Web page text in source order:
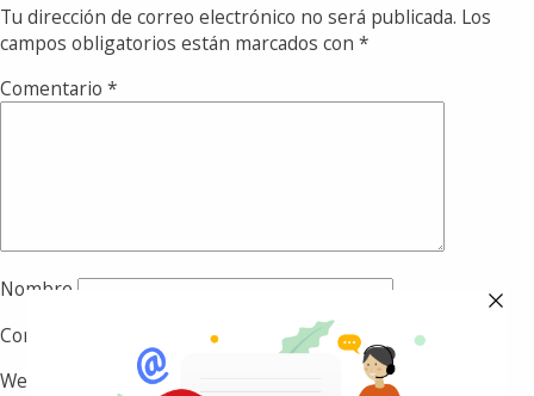
Tu dirección de correo electrónico no será publicada. Los
campos obligatorios están marcados con *
Comentario *
Nombre
Correo electrónico
Web